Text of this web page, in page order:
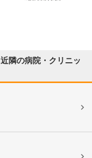
近隣の病院・クリニッ